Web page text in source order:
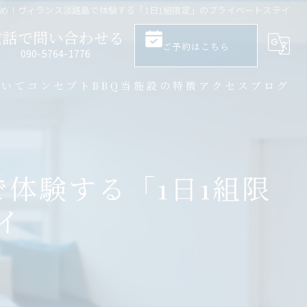
！ヴィランス淡路島で体験する「1日1組限定」のプライベートステイ
​090-5764-1776
で問い合わせる ご予約はこちら
て コンセプト BBQ 当施設の特徴
バーベキュー
アクセス ブログ
験する「1日1組限